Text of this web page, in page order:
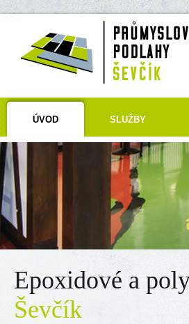
ÚVOD SLUŽBY
Epoxidové a
Ševčík